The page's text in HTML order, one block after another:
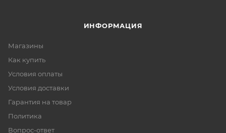
ИНФОРМАЦИЯ
Магазины
Как купить
Условия оплаты
Условия доставки
Гарантия на товар
Политика
Вопрос-ответ